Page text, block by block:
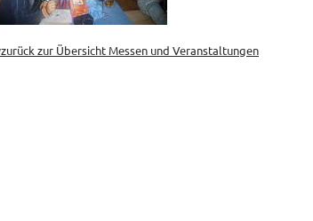
zurück zur Übersicht Messen und Veranstaltungen